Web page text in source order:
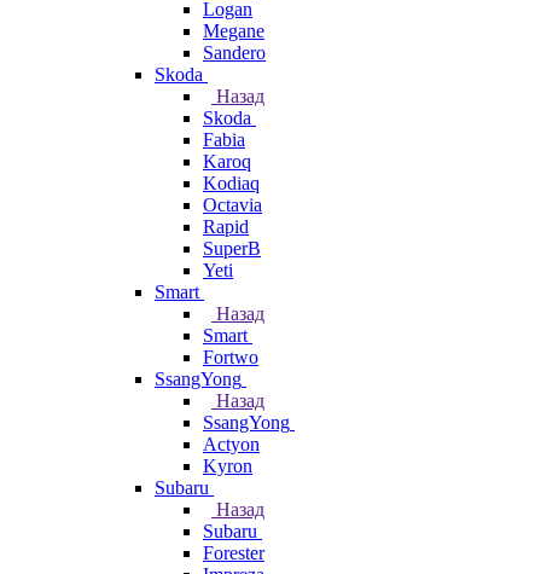
Logan
Megane
Sandero
Skoda
Назад
Skoda
Fabia
Karoq
Kodiaq
Octavia
Rapid
SuperB
Yeti
Smart
Назад
Smart
Fortwo
SsangYong
Назад
SsangYong
Actyon
Kyron
Subaru
Назад
Subaru
Forester